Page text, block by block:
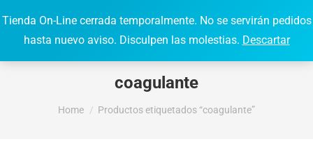
Tienda On-Line cerrada temporalmente. No se servirán pedidos
hasta nuevo aviso. Disculpen las molestias. Descartar
0,00€ 0 Search:
coagulante
You are here:
Home Productos etiquetados “coagulante”